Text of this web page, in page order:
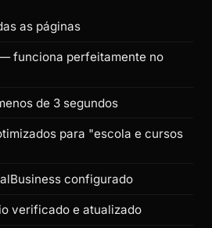
as páginas
funciona perfeitamente no
de 3 segundos
para "escola e cursos
configurado
verificado e atualizado